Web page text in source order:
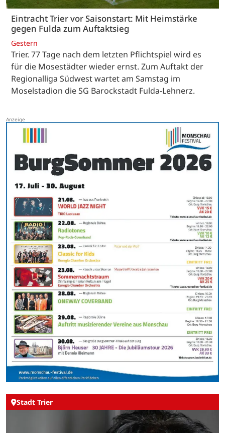
Eintracht Trier vor Saisonstart: Mit Heimstärke
gegen Fulda zum Auftaktsieg
Gestern
Trier. 77 Tage nach dem letzten Pflichtspiel wird es
für die Mosestädter wieder ernst. Zum Auftakt der
Regionalliga Südwest wartet am Samstag im
Moselstadion die SG Barockstadt Fulda-Lehnerz.
Stadt Trier